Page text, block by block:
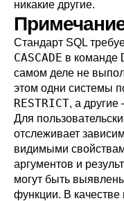
никакие другие.
Стандарт SQL
CASCADE в команде
самом деле не
этом одни системы
RESTRICT, а
Для
отслеживает
видимыми
аргументов и
могут быть
функции. В